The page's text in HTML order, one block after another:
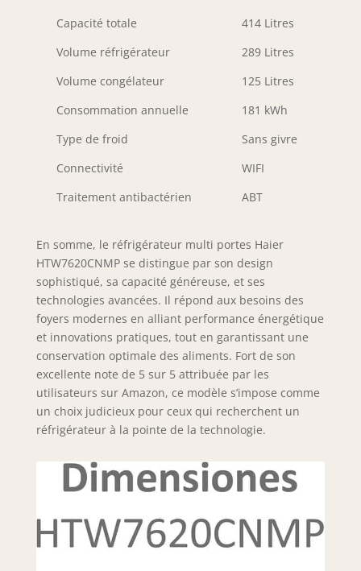
Capacité totale
414 Litres
Volume réfrigérateur
289 Litres
Volume congélateur
125 Litres
Consommation annuelle
181 kWh
Type de froid
Sans givre
Connectivité
WIFI
Traitement antibactérien
ABT
En somme, le réfrigérateur multi portes Haier
HTW7620CNMP se distingue par son design
sophistiqué, sa capacité généreuse, et ses
technologies avancées. Il répond aux besoins des
foyers modernes en alliant performance énergétique
et innovations pratiques, tout en garantissant une
conservation optimale des aliments. Fort de son
excellente note de 5 sur 5 attribuée par les
utilisateurs sur Amazon, ce modèle s’impose comme
un choix judicieux pour ceux qui recherchent un
réfrigérateur à la pointe de la technologie.